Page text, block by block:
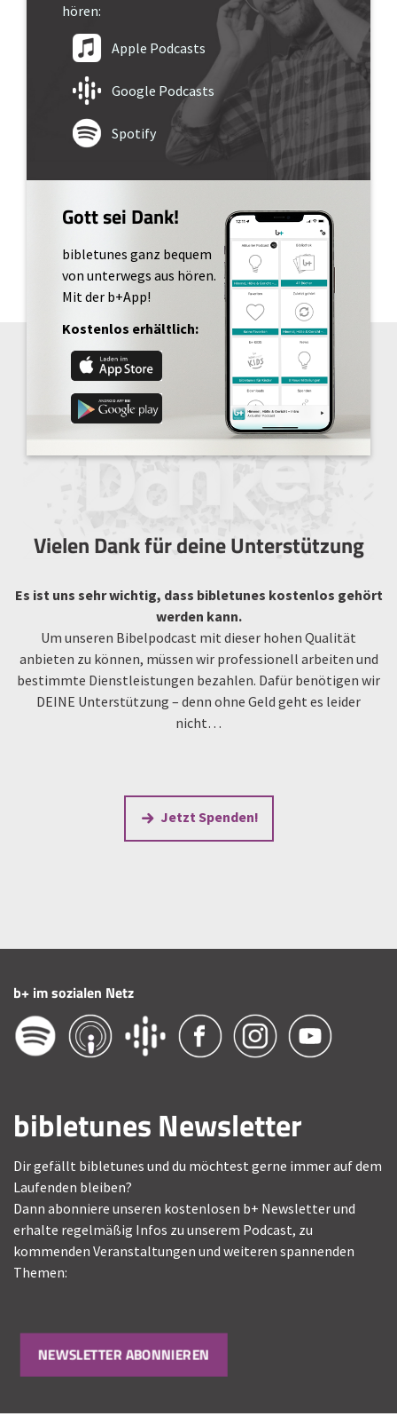
hören:
Apple Podcasts
Google Podcasts
Spotify
Gott sei Dank!
bibletunes ganz bequem
von unterwegs aus hören.
Mit der b+App!
Kostenlos erhältlich:
Vielen Dank für deine Unterstützung
Es ist uns sehr wichtig, dass bibletunes kostenlos gehört
werden kann.
Um unseren Bibelpodcast mit dieser hohen Qualität
anbieten zu können, müssen wir professionell arbeiten und
bestimmte Dienstleistungen bezahlen. Dafür benötigen wir
DEINE Unterstützung – denn ohne Geld geht es leider
nicht…
Jetzt Spenden!
b+ im sozialen Netz
bibletunes Newsletter
Dir gefällt bibletunes und du möchtest gerne immer auf dem
Laufenden bleiben?
Dann abonniere unseren kostenlosen b+ Newsletter und
erhalte regelmäßig Infos zu unserem Podcast, zu
kommenden Veranstaltungen und weiteren spannenden
Themen:
NEWSLETTER ABONNIEREN